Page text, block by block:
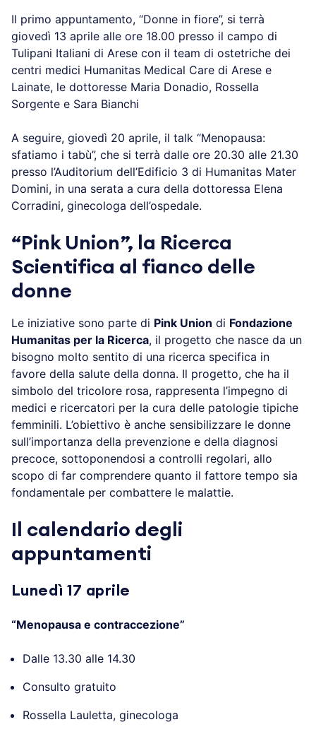
Humanitas Mater Domini e degli Humanitas Medical
Care.
Il primo appuntamento, “Donne in fiore”, si terrà
giovedì 13 aprile alle ore 18.00 presso il campo di
Tulipani Italiani di Arese con il team di ostetriche dei
Lainate, le dottoresse Maria Donadio, Rossella
Sorgente e Sara Bianchi
A seguire, giovedì 20 aprile, il talk “Menopausa:
sfatiamo i tabù”, che si terrà dalle ore 20.30 alle
Mater Domini, in una serata a cura della dottoressa
Elena Corradini, ginecologa dell’ospedale.
“Pink Union”, la Ricerca
Scientifica al fianco delle
donne
Le iniziative sono parte diPink UniondiFondazione
Humanitas per la Ricerca, il progetto che nasce da
un bisogno molto sentito di una ricerca specifica in
favore della salute della donna. Il progetto, che ha il
simbolo del tricolore rosa, rappresenta l’impegno di
medici e ricercatori per la cura delle patologie
tipiche femminili. L’obiettivo è anche sensibilizzare le
donne sull’importanza della prevenzione e della
regolari, allo scopo di far comprendere quanto il
fattore tempo sia fondamentale per combattere le
malattie.
Il calendario degli
appuntamenti
Lunedì 17 aprile
“Menopausa e contraccezione”
Dalle 13.30 alle 14.30